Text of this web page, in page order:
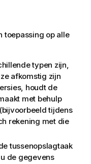
toepassing op alle
typen zijn,
afkomstig zijn
houdt de
met behulp
tijdens
rekening met die
tussenopslagtaak
de gegevens